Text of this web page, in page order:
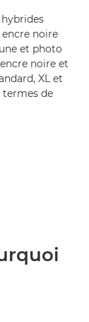
noire
et photo
noire et
XL et
termes de